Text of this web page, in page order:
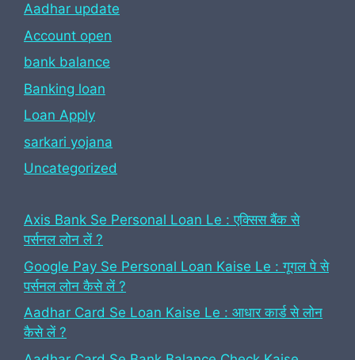
Aadhar update
Account open
bank balance
Banking loan
Loan Apply
sarkari yojana
Uncategorized
Axis Bank Se Personal Loan Le : एक्सिस बैंक से
पर्सनल लोन लें ?
Google Pay Se Personal Loan Kaise Le : गूगल पे से
पर्सनल लोन कैसे लें ?
Aadhar Card Se Loan Kaise Le : आधार कार्ड से लोन
कैसे लें ?